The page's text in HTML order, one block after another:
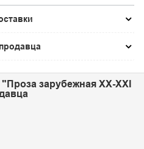
зарубежная XX-XXI